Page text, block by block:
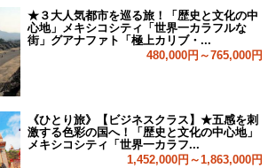
★３大人気都市を巡る旅！「歴史と文化の中
心地」メキシコシティ「世界一カラフルな
街」グアナファト「極上カリブ・...
480,000円～765,000円
《ひとり旅》【ビジネスクラス】★五感を刺
激する色彩の国へ！「歴史と文化の中心地」
メキシコシティ「世界一カラフ...
1,452,000円～1,863,000円